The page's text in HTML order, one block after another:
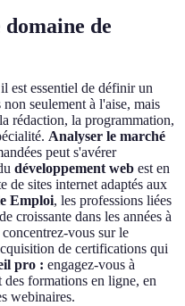
de
est essentiel de définir un
seulement à l'aise, mais
rédaction, la programmation,
Analyser le marché
peut s'avérer
développement web est en
de sites internet adaptés aux
Emploi, les professions liées
croissante dans les années à
vous sur le
de certifications qui
pro : engagez-vous à
formations en ligne, en
webinaires.